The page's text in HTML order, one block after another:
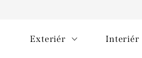
Exteriér Interiér